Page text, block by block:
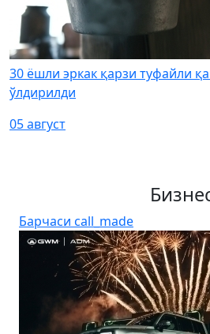
30 ёшли эркак қарзи туфайли
ўлдирилди
05 август
Барчаси call_made